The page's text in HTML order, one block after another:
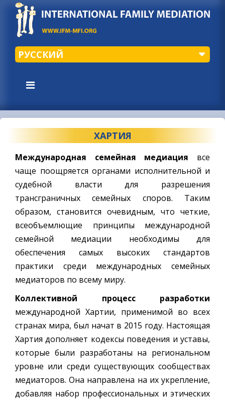
РУССКИЙ
ХАРТИЯ
Международная семейная медиация все
чаще поощряется органами исполнительной и
судебной власти для разрешения
трансграничных семейных споров. Таким
образом, становится очевидным, что четкие,
всеобъемлющие принципы международной
семейной медиации необходимы для
обеспечения самых высоких стандартов
практики среди международных семейных
медиаторов по всему миру.
Коллективной процесс разработки
международной Хартии, применимой во всех
странах мира, был начат в 2015 году. Настоящая
Хартия дополняет кодексы поведения и уставы,
которые были разработаны на региональном
уровне или среди существующих сообществах
медиаторов. Она направлена на их укрепление,
добавляя набор профессиональных и этических